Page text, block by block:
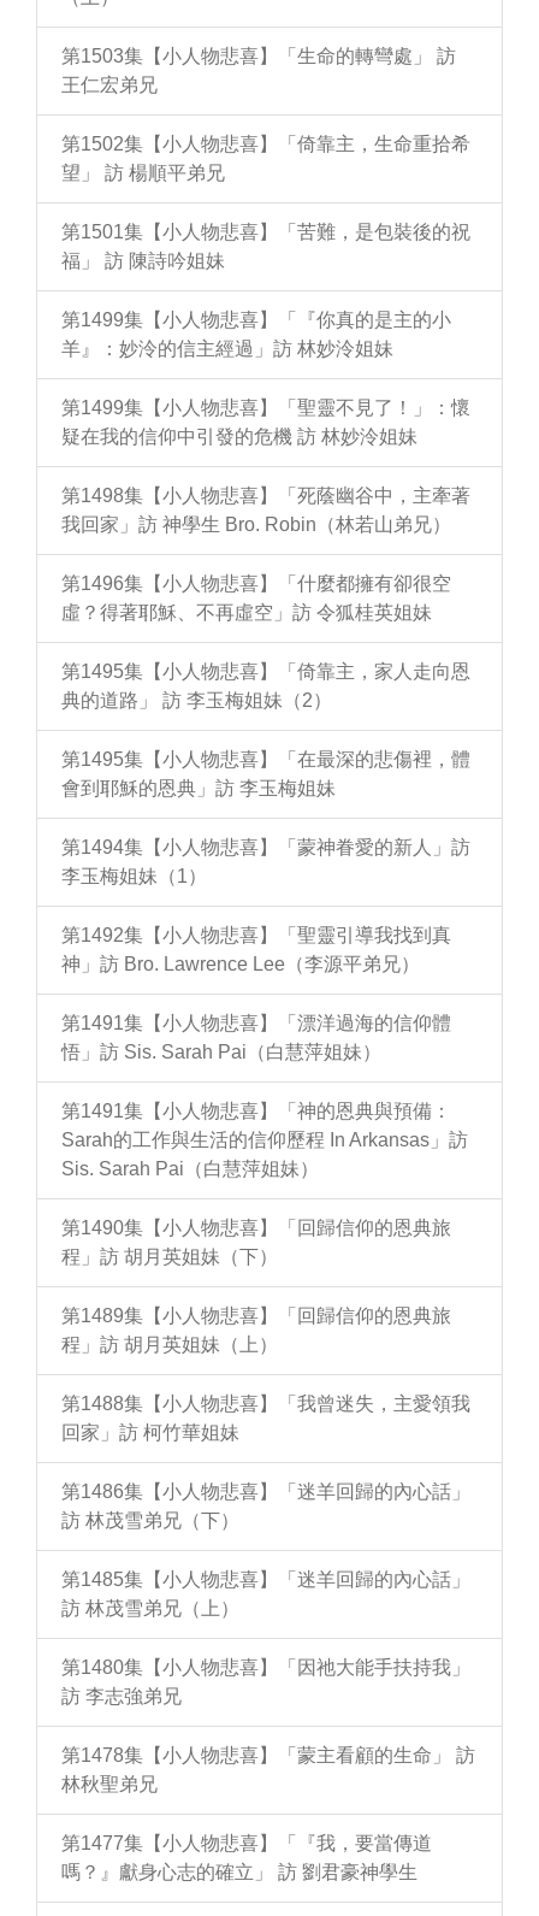
第1503集【小人物悲喜】「生命的轉彎處」 訪
王仁宏弟兄
第1502集【小人物悲喜】「倚靠主，生命重拾希
望」 訪 楊順平弟兄
第1501集【小人物悲喜】「苦難，是包裝後的祝
福」 訪 陳詩吟姐妹
第1499集【小人物悲喜】「『你真的是主的小
羊』：妙泠的信主經過」訪 林妙泠姐妹
第1499集【小人物悲喜】「聖靈不見了！」：懷
疑在我的信仰中引發的危機 訪 林妙泠姐妹
第1498集【小人物悲喜】「死蔭幽谷中，主牽著
我回家」訪 神學生 Bro. Robin（林若山弟兄）
第1496集【小人物悲喜】「什麼都擁有卻很空
虛？得著耶穌、不再虛空」訪 令狐桂英姐妹
第1495集【小人物悲喜】「倚靠主，家人走向恩
典的道路」 訪 李玉梅姐妹（2）
第1495集【小人物悲喜】「在最深的悲傷裡，體
會到耶穌的恩典」訪 李玉梅姐妹
第1494集【小人物悲喜】「蒙神眷愛的新人」訪
李玉梅姐妹（1）
第1492集【小人物悲喜】「聖靈引導我找到真
神」訪 Bro. Lawrence Lee（李源平弟兄）
第1491集【小人物悲喜】「漂洋過海的信仰體
悟」訪 Sis. Sarah Pai（白慧萍姐妹）
第1491集【小人物悲喜】「神的恩典與預備：
Sarah的工作與生活的信仰歷程 In Arkansas」訪
Sis. Sarah Pai（白慧萍姐妹）
第1490集【小人物悲喜】「回歸信仰的恩典旅
程」訪 胡月英姐妹（下）
第1489集【小人物悲喜】「回歸信仰的恩典旅
程」訪 胡月英姐妹（上）
第1488集【小人物悲喜】「我曾迷失，主愛領我
回家」訪 柯竹華姐妹
第1486集【小人物悲喜】「迷羊回歸的內心話」
訪 林茂雪弟兄（下）
第1485集【小人物悲喜】「迷羊回歸的內心話」
訪 林茂雪弟兄（上）
第1480集【小人物悲喜】「因祂大能手扶持我」
訪 李志強弟兄
第1478集【小人物悲喜】「蒙主看顧的生命」 訪
林秋聖弟兄
第1477集【小人物悲喜】「『我，要當傳道
嗎？』獻身心志的確立」 訪 劉君豪神學生